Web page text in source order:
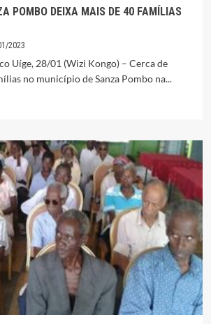
POMBO DEIXA MAIS DE 40 FAMÍLIAS
2023
Uíge, 28/01 (Wizi Kongo) – Cerca de
no município de Sanza Pombo na...